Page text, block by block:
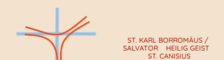
ST. KARL BORROMÄUS /
SALVATOR
HEILIG GEIST
ST. CANISIUS